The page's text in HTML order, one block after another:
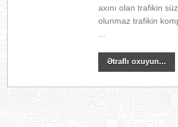
axını olan trafikin
olunmaz trafikin
Ətraflı oxuyun...